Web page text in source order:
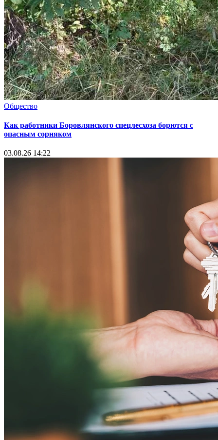
Общество
Как работники Боровлянского спецлесхоза борются с
опасным сорняком
03.08.26 14:22